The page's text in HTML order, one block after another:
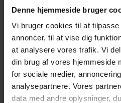
Denne hjemmeside bruger
Vi bruger cookies til at
annoncer, til at vise dig
at analysere vores trafik. Vi
din brug af vores hjemmeside
for sociale medier,
analysepartnere. Vores
data med andre oplysninger,
TEX®-certificeret
Farve
Tilføj